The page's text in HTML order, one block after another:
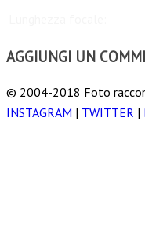
AGGIUNGI UN
© 2004-2018 Foto
INSTAGRAM | TWITTER |